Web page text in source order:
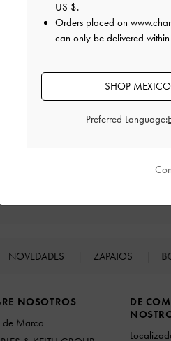
gasto mínimo*
NOVEDADES ZAPATOS
NOSOTROS
de Marca
DE
US $.
Orders placed on
can only be delivered
SHOP MEXICO
Preferred Language: